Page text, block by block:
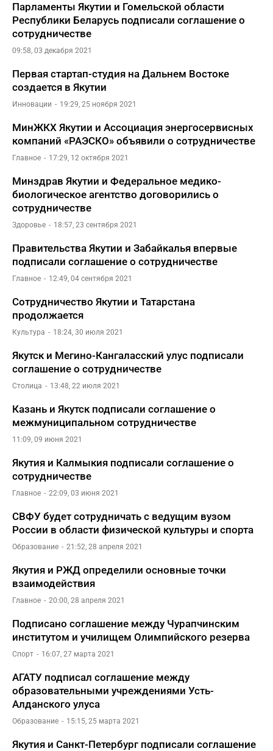
Парламенты Якутии и Гомельской области
Республики Беларусь подписали соглашение о
сотрудничестве
09:58, 03 декабря 2021
Первая стартап-студия на Дальнем Востоке
создается в Якутии
Инновации 19:29, 25 ноября 2021
МинЖКХ Якутии и Ассоциация энергосервисных
компаний «РАЭСКО» объявили о сотрудничестве
Главное 17:29, 12 октября 2021
Минздрав Якутии и Федеральное медико-
биологическое агентство договорились о
сотрудничестве
Здоровье 18:57, 23 сентября 2021
Правительства Якутии и Забайкалья впервые
подписали соглашение о сотрудничестве
Главное 12:49, 04 сентября 2021
Сотрудничество Якутии и Татарстана
продолжается
Культура 18:24, 30 июля 2021
Якутск и Мегино-Кангаласский улус подписали
соглашение о сотрудничестве
Столица 13:48, 22 июля 2021
Казань и Якутск подписали соглашение о
межмуниципальном сотрудничестве
11:09, 09 июня 2021
Якутия и Калмыкия подписали соглашение о
сотрудничестве
Главное 22:09, 03 июня 2021
СВФУ будет сотрудничать с ведущим вузом
России в области физической культуры и спорта
Образование 21:52, 28 апреля 2021
Якутия и РЖД определили основные точки
взаимодействия
Главное 20:00, 28 апреля 2021
Подписано соглашение между Чурапчинским
институтом и училищем Олимпийского резерва
Спорт 16:07, 27 марта 2021
АГАТУ подписал соглашение между
образовательными учреждениями Усть-
Алданского улуса
Образование 15:15, 25 марта 2021
Якутия и Санкт-Петербург подписали соглашение